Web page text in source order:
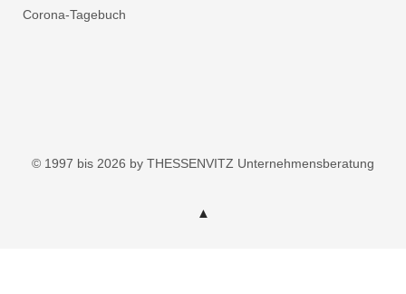
Corona-Tagebuch
© 1997 bis 2026 by THESSENVITZ Unternehmensberatung